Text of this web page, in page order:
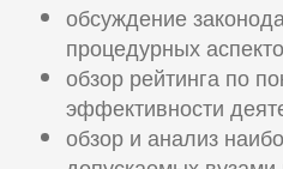
обсуждение
процедурных
обзор рейтинга по
эффективности
обзор и анализ